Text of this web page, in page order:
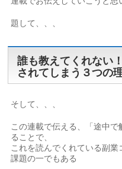
題して、、、
誰も教えてくれない
されてしまう３つの
そして、、、
この連載で伝える、「途中
ることで、
これを読んでくれている副業
課題の一でもある